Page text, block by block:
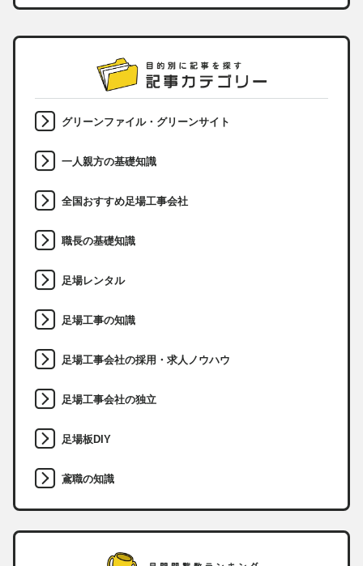
グリーンファイル・グリーンサイト
一人親方の基礎知識
全国おすすめ足場工事会社
職長の基礎知識
足場レンタル
足場工事の知識
足場工事会社の採用・求人ノウハウ
足場工事会社の独立
足場板DIY
鳶職の知識